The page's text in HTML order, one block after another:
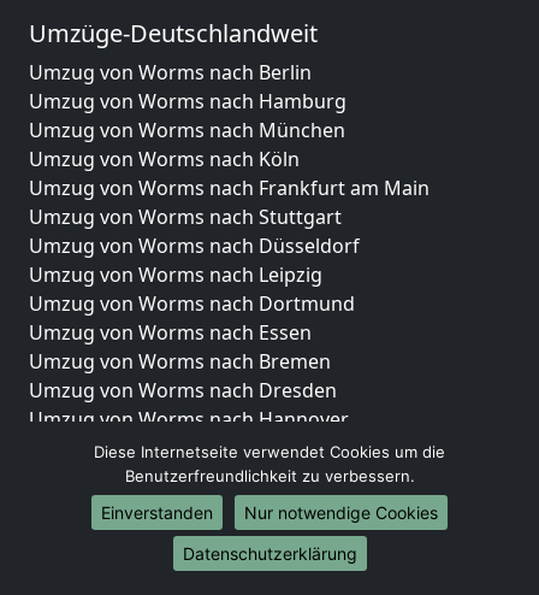
Umzüge-Deutschlandweit
Umzug von Worms nach Berlin
Umzug von Worms nach Hamburg
Umzug von Worms nach München
Umzug von Worms nach Köln
Umzug von Worms nach Frankfurt am Main
Umzug von Worms nach Stuttgart
Umzug von Worms nach Düsseldorf
Umzug von Worms nach Leipzig
Umzug von Worms nach Dortmund
Umzug von Worms nach Essen
Umzug von Worms nach Bremen
Umzug von Worms nach Dresden
Umzug von Worms nach Hannover
Umzug von Worms nach Nürnberg
Umzug von Worms nach Duisburg
Umzug von Worms nach Bochum
Umzug von Worms nach Wuppertal
Umzug von Worms nach Bielefeld
Diese Internetseite verwendet Cookies um die
Benutzerfreundlichkeit zu verbessern.
Einverstanden
Nur notwendige Cookies
Datenschutzerklärung